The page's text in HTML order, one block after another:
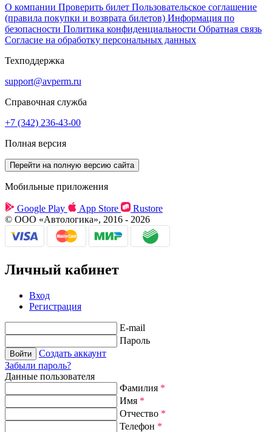
О компании Проверить билет Пользовательское соглашение
(правила покупки и возврата билетов) Информация по
безопасности Политика конфиденциальности Обратная связь
Согласие на обработку персональных данных
Техподдержка
support@avperm.ru
Справочная служба
+7 (342) 236-43-00
Полная версия
Мобильные приложения
Google Play App Store
Rustore
© ООО «Автологика», 2016 - 2026
Личный кабинет
Вход
Регистрация
E-mail
Пароль
Создать аккаунт
Забыли пароль?
Данные пользователя
Фамилия *
Имя *
Отчество *
Телефон *